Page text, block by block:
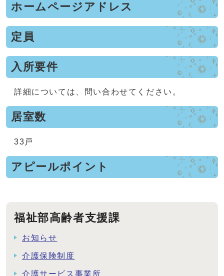
ホームページアドレス
定員
入所要件
詳細については、問い合わせてください。
居室数
33戸
アピールポイント
福祉部高齢者支援課
お知らせ
介護保険制度
介護サービス事業所